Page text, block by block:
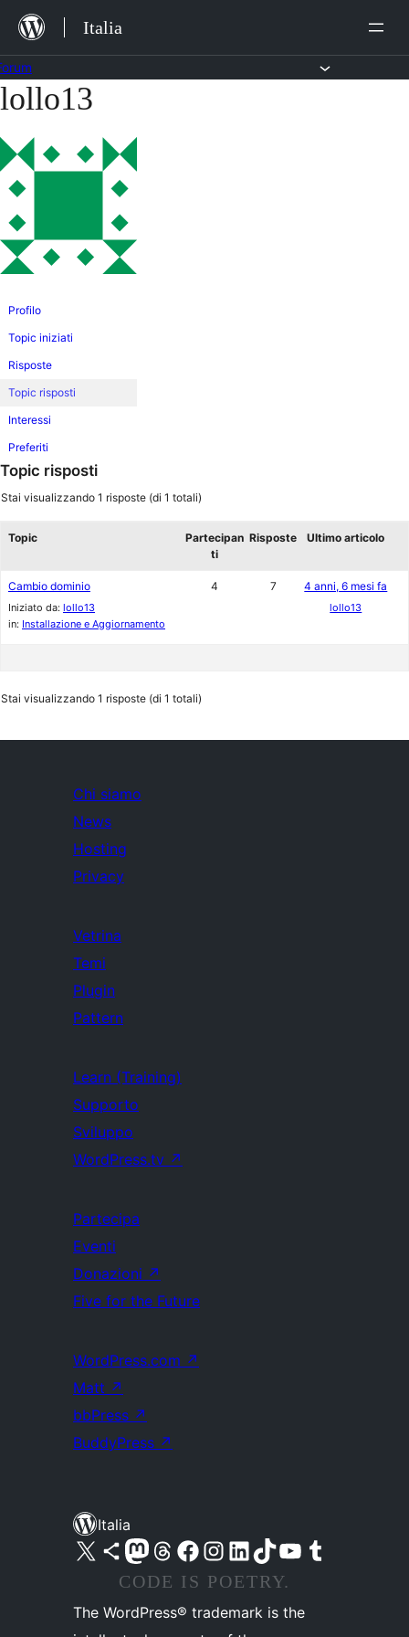
Salta
contenuto
Italia
Vai
contenuto
lollo13
Profilo
Topic iniziati
Risposte
Topic risposti
Interessi
Preferiti
Topic risposti
Stai visualizzando 1 risposte (di 1 totali)
Topic
Partecipan
ti
Risposte Ultimo articolo
Cambio dominio
Iniziato da: lollo13
in: Installazione e Aggiornamento
4 7 4 anni, 6 mesi fa
lollo13
Stai visualizzando 1 risposte (di 1 totali)
Chi siamo
News
Hosting
Privacy
Vetrina
Temi
Plugin
Pattern
Learn (Training)
Supporto
Sviluppo
WordPress.tv ↗
Partecipa
Eventi
Donazioni ↗
Five for the Future
WordPress.com ↗
Matt ↗
bbPress ↗
BuddyPress ↗
Italia
Visita il nostro account X (ex Twitter)
Visita il nostro account Bluesky
Visita il nostro account Mastodon
Visita il nostro account Threads
Visita la nostra pagina Facebook
Visita il nostro account Instagram
Visita il nostro account LinkedIn
Visita il nostro account TikTok
Visita il nostro canale YouTube
Visita il nostro account Tumblr
CODE IS POETRY.
The WordPress® trademark is the